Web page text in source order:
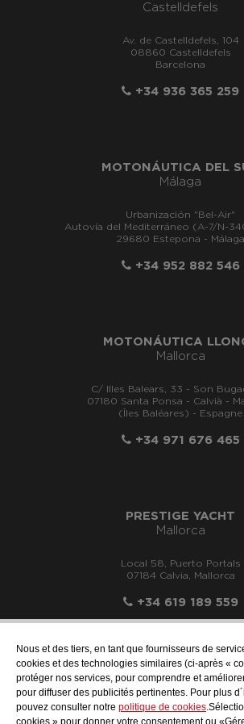
Nous et des tiers, en tant que fournisseurs de
cookies et des technologies similaires (ci-après «
protéger nos services, pour comprendre et
pour diffuser des publicités pertinentes. Pour plus
pouvez consulter notre politique de cookies
cookies » pour donner votre consentement ou
Castelldefels
Av. de Castelldefels, 104
08860 Castelldefels
Barcelona
+34 936 365 259
MOTONÁUTICA DEL
Málaga
Urbanización "Bel-Air"
Autovía del Mediterráneo (A-7/N-
29680 Estepona - Málaga
+34 952 882 546
MOTONÁUTICA
Mallorca
C/ Illes Balears, 33 - Son
07180 Santa Ponsa - Calvià -
(Îles Baléares) - Espagne
+34 971 676 465
PRESTIGE YACHT
Mallorca
Local 58, Puerto Portals
07184 Calvia, Mallorca
+34 619 189 559